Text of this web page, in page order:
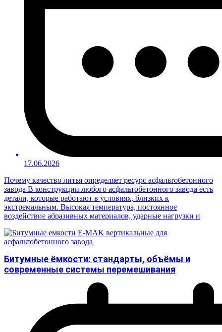
17.06.2026
Почему качество литья определяет ресурс асфальтобетонного
завода В конструкции любого асфальтобетонного завода есть
детали, которые работают в условиях, близких к
экстремальным. Высокая температура, постоянное
воздействие абразивных материалов, ударные нагрузки и
Битумные ёмкости: стандарты, объёмы и
современные системы перемешивания